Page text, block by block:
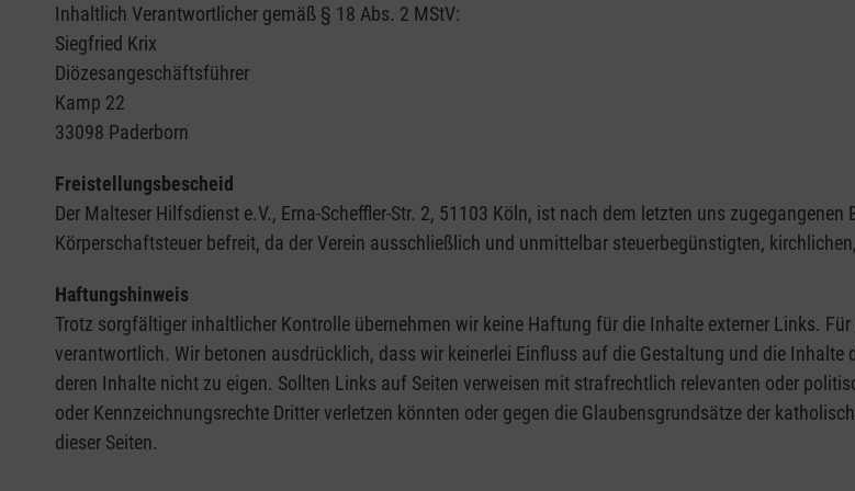
Inhaltlich Verantwortlicher gemäß § 18 Abs. 2 MStV:
Siegfried Krix
Diözesangeschäftsführer
Kamp 22
33098 Paderborn
Freistellungsbescheid
Der Malteser Hilfsdienst e.V., Erna-Scheffler-Str. 2, 51103 Köln, ist nach dem letzten uns
Körperschaftsteuer befreit, da der Verein ausschließlich und unmittelbar steuerbegünstigten,
Haftungshinweis
Trotz sorgfältiger inhaltlicher Kontrolle übernehmen wir keine Haftung für die Inhalte externer Links.
verantwortlich. Wir betonen ausdrücklich, dass wir keinerlei Einfluss auf die Gestaltung und die
deren Inhalte nicht zu eigen. Sollten Links auf Seiten verweisen mit strafrechtlich relevanten oder
oder Kennzeichnungsrechte Dritter verletzen könnten oder gegen die Glaubensgrundsätze der
dieser Seiten.